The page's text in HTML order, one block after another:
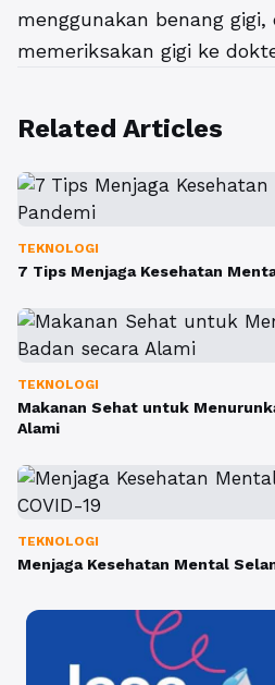
menggunakan benang
memeriksakan gigi ke
Related Articles
TEKNOLOGI
7 Tips Menjaga Kesehatan
TEKNOLOGI
Makanan Sehat untuk
Alami
TEKNOLOGI
Menjaga Kesehatan Mental